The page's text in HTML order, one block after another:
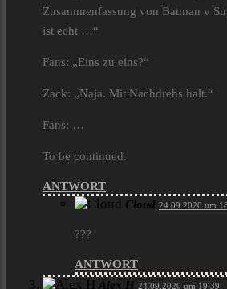
Zusammenfassung von Batman v
ist echt …“
Fans: „Eins zu eins?“
Zack: „Naja. Mit Nachdrehs halt.“
Fans: …
To be continued.
ANTWORT
Cloud 24.09.2020 um
???
ANTWORT
Alex H 24.09.2020 um 19:39